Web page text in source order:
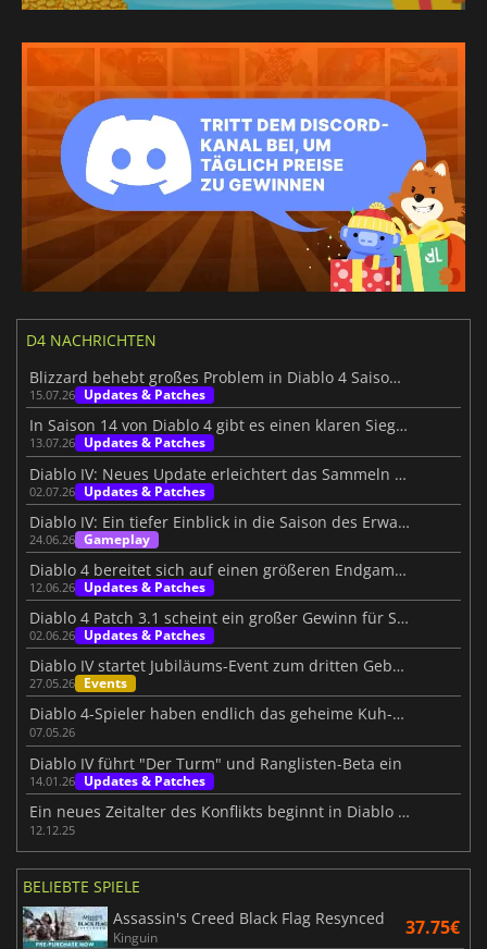
D4 NACHRICHTEN
Blizzard behebt großes Problem in Diablo 4 Saison 14
15.07.26 Updates & Patches
In Saison 14 von Diablo 4 gibt es einen klaren Sieger, und das ist der Schurke
13.07.26 Updates & Patches
Diablo IV: Neues Update erleichtert das Sammeln von Edelsteinen
02.07.26 Updates & Patches
Diablo IV: Ein tiefer Einblick in die Saison des Erwachen Todes
24.06.26 Gameplay
Diablo 4 bereitet sich auf einen größeren Endgame-Schub vor
12.06.26 Updates & Patches
Diablo 4 Patch 3.1 scheint ein großer Gewinn für Solospieler zu sein
02.06.26 Updates & Patches
Diablo IV startet Jubiläums-Event zum dritten Geburtstag
27.05.26 Events
Diablo 4-Spieler haben endlich das geheime Kuh-Level gefunden
07.05.26
Diablo IV führt "Der Turm" und Ranglisten-Beta ein
14.01.26 Updates & Patches
Ein neues Zeitalter des Konflikts beginnt in Diablo IV: Lord of Hatred
12.12.25
BELIEBTE SPIELE
Assassin's Creed Black Flag Resynced
Kinguin 37.75€